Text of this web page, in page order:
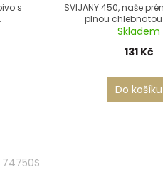
s
SVIJANY 450, naše
plnou
Skladem
131 Kč
Do košíku
74750S